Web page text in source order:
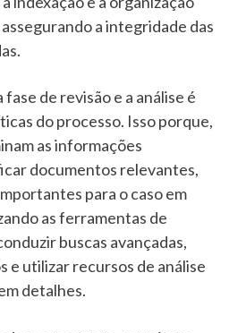
a integridade das
de revisão e a análise é
do processo. Isso porque,
as informações
documentos relevantes,
para o caso em
as ferramentas de
buscas avançadas,
utilizar recursos de análise
detalhes.